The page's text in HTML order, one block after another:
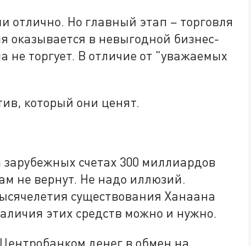
отлично. Но главный этап – торговля
оказывается в невыгодной бизнес-
торгует. В отличие от "уважаемых
который они ценят.
счетах 300 миллиардов
не вернут. Не надо иллюзий.
существования Ханаана
этих средств можно и нужно.
денег в обмен на